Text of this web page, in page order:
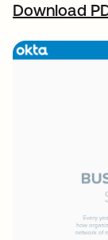
Download